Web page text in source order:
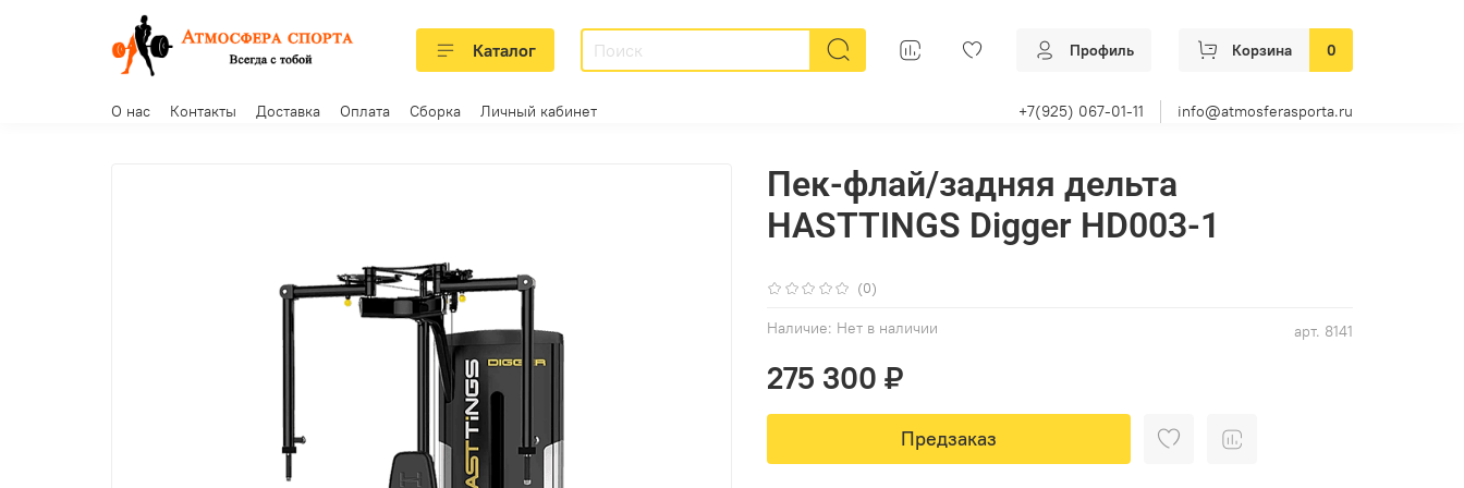
Каталог Профиль Корзина 0
О нас Контакты Доставка Оплата Сборка Личный кабинет +7(925) 067-01-11 info@atmosferasporta.ru
(0)
арт. 8141
Наличие: Нет в наличии
Пек-флай/задняя дельта
HASTTINGS Digger HD003-1
275 300 ₽
Предзаказ